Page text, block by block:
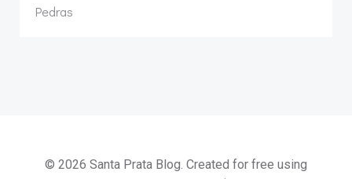
Pedras
© 2026 Santa Prata Blog. Created for free using